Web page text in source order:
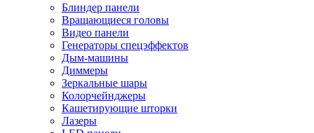
Блиндер панели
Вращающиеся головы
Видео панели
Генераторы спецэффектов
Дым-машины
Диммеры
Зеркальные шары
Колорчейнджеры
Кашетирующие шторки
Лазеры